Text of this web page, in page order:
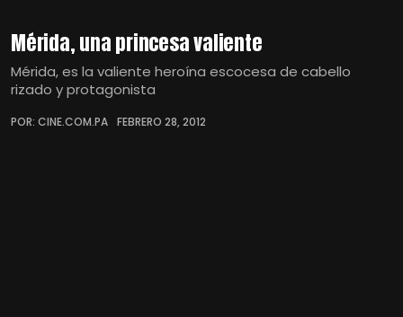
Mérida, una princesa valiente
Mérida, es la valiente heroína escocesa de cabello
rizado y protagonista
POR: CINE.COM.PA FEBRERO 28, 2012